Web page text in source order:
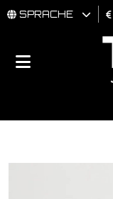
MÄNNER
BRAND
SPRACHE